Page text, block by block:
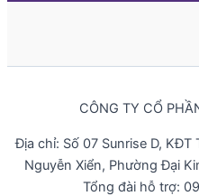
CÔNG TY CỔ
Địa chỉ: Số 07 Sunrise D,
Nguyễn Xiển, Phường Đại
Tổng đài hỗ trợ: